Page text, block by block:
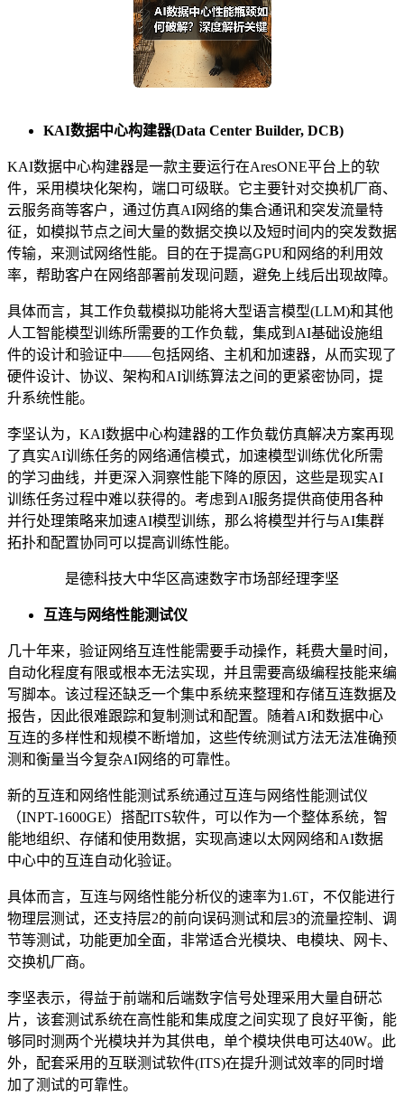
KAI数据中心构建器(Data Center Builder, DCB)
KAI数据中心构建器是一款主要运行在AresONE平台上的软
件，采用模块化架构，端口可级联。它主要针对交换机厂商、
云服务商等客户，通过仿真AI网络的集合通讯和突发流量特
征，如模拟节点之间大量的数据交换以及短时间内的突发数据
传输，来测试网络性能。目的在于提高GPU和网络的利用效
率，帮助客户在网络部署前发现问题，避免上线后出现故障。
具体而言，其工作负载模拟功能将大型语言模型(LLM)和其他
人工智能模型训练所需要的工作负载，集成到AI基础设施组
件的设计和验证中——包括网络、主机和加速器，从而实现了
硬件设计、协议、架构和AI训练算法之间的更紧密协同，提
升系统性能。
李坚认为，KAI数据中心构建器的工作负载仿真解决方案再现
了真实AI训练任务的网络通信模式，加速模型训练优化所需
的学习曲线，并更深入洞察性能下降的原因，这些是现实AI
训练任务过程中难以获得的。考虑到AI服务提供商使用各种
并行处理策略来加速AI模型训练，那么将模型并行与AI集群
拓扑和配置协同可以提高训练性能。
是德科技大中华区高速数字市场部经理李坚
互连与网络性能测试仪
几十年来，验证网络互连性能需要手动操作，耗费大量时间，
自动化程度有限或根本无法实现，并且需要高级编程技能来编
写脚本。该过程还缺乏一个集中系统来整理和存储互连数据及
报告，因此很难跟踪和复制测试和配置。随着AI和数据中心
互连的多样性和规模不断增加，这些传统测试方法无法准确预
测和衡量当今复杂AI网络的可靠性。
新的互连和网络性能测试系统通过互连与网络性能测试仪
（INPT-1600GE）搭配ITS软件，可以作为一个整体系统，智
能地组织、存储和使用数据，实现高速以太网网络和AI数据
中心中的互连自动化验证。
具体而言，互连与网络性能分析仪的速率为1.6T，不仅能进行
物理层测试，还支持层2的前向误码测试和层3的流量控制、调
节等测试，功能更加全面，非常适合光模块、电模块、网卡、
交换机厂商。
李坚表示，得益于前端和后端数字信号处理采用大量自研芯
片，该套测试系统在高性能和集成度之间实现了良好平衡，能
够同时测两个光模块并为其供电，单个模块供电可达40W。此
外，配套采用的互联测试软件(ITS)在提升测试效率的同时增
加了测试的可靠性。